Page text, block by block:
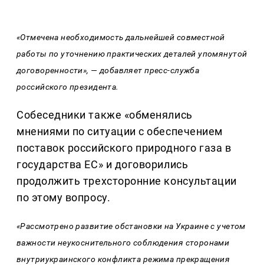
«Отмечена необходимость дальнейшей совместной
работы по уточнению практических деталей упомянутой
договоренности», — добавляет пресс-служба
российского президента.
Собеседники также «обменялись
мнениями по ситуации с обеспечением
поставок российского природного газа в
государства ЕС» и договорились
продолжить трехсторонние консультации
по этому вопросу.
«Рассмотрено развитие обстановки на Украине с учетом
важности неукоснительного соблюдения сторонами
внутриукраинского конфликта режима прекращения